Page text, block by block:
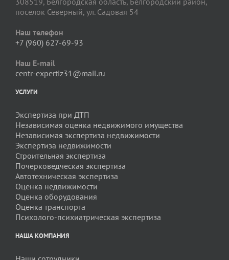
поселок Северный, ул. Садовая 54
Наш телефон
+7 (960) 627-69-93
Наш E-mail
centr-expertiz31@mail.ru
УСЛУГИ
Экспертиза при ДТП
Независимая оценка недвижимого имущества
Независимая экспертиза недвижимости
Экспертиза недвижимости
Строительная экспертиза
Почерковедческая экспертиза
Автотехническая экспертиза
Оценка недвижимости
Оценка оборудования
Оценка транспорта
Психолого-психиатрическая экспертиза
НАША КОМПАНИЯ